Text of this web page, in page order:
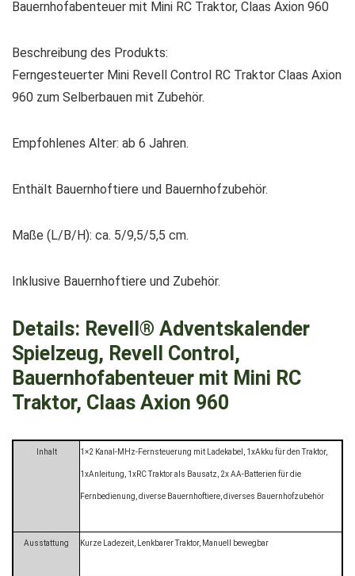
Bauernhofabenteuer mit Mini RC Traktor, Claas Axion 960
Beschreibung des Produkts:
Ferngesteuerter Mini Revell Control RC Traktor Claas Axion
960 zum Selberbauen mit Zubehör.
Empfohlenes Alter: ab 6 Jahren.
Enthält Bauernhoftiere und Bauernhofzubehör.
Maße (L/B/H): ca. 5/9,5/5,5 cm.
Inklusive Bauernhoftiere und Zubehör.
Details: Revell® Adventskalender
Spielzeug, Revell Control,
Bauernhofabenteuer mit Mini RC
Traktor, Claas Axion 960
Inhalt 1×2 Kanal-MHz-Fernsteuerung mit Ladekabel, 1xAkku für den Traktor,
1xAnleitung, 1xRC Traktor als Bausatz, 2x AA-Batterien für die
Fernbedienung, diverse Bauernhoftiere, diverses Bauernhofzubehör
Ausstattung Kurze Ladezeit, Lenkbarer Traktor, Manuell bewegbar